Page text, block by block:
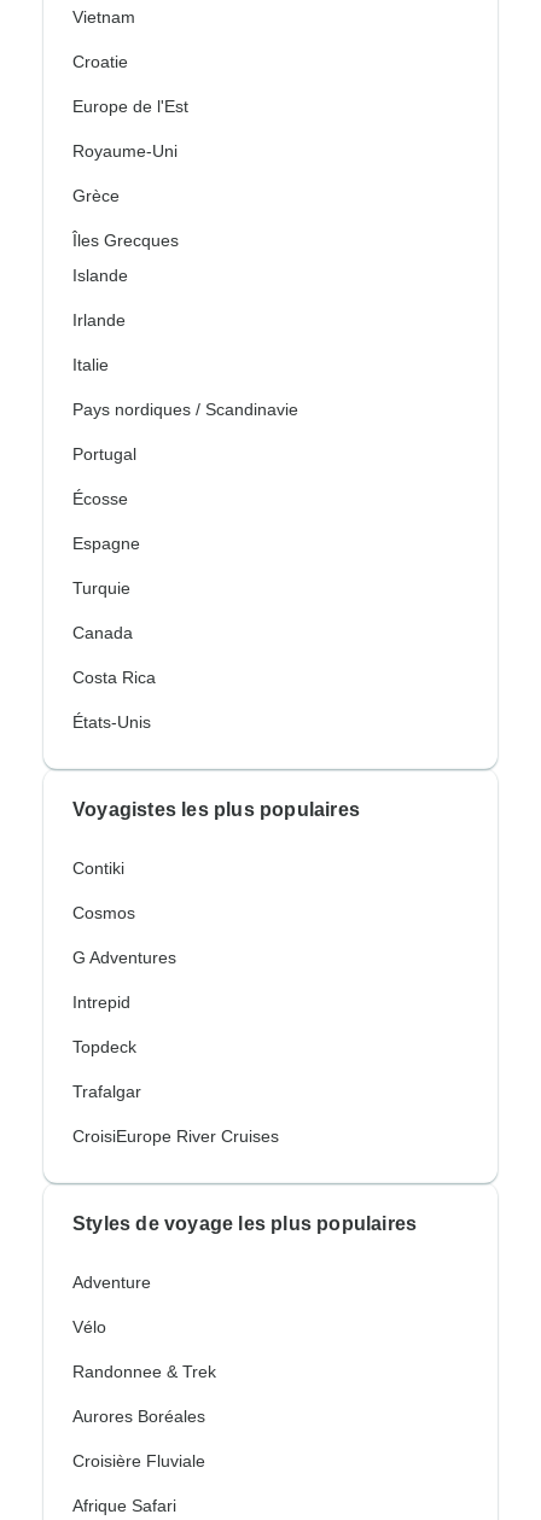
Vietnam
Croatie
Europe de l'Est
Royaume-Uni
Grèce
Îles Grecques
Islande
Irlande
Italie
Pays nordiques / Scandinavie
Portugal
Écosse
Espagne
Turquie
Canada
Costa Rica
États-Unis
Voyagistes les plus populaires
Contiki
Cosmos
G Adventures
Intrepid
Topdeck
Trafalgar
CroisiEurope River Cruises
Styles de voyage les plus populaires
Adventure
Vélo
Randonnee & Trek
Aurores Boréales
Croisière Fluviale
Afrique Safari